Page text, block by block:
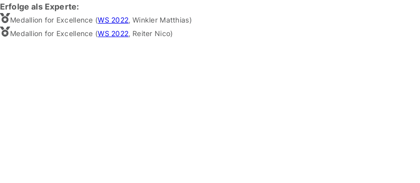
Erfolge als Experte:
Medallion for Excellence (WS 2022, Winkler Matthias)
Medallion for Excellence (WS 2022, Reiter Nico)